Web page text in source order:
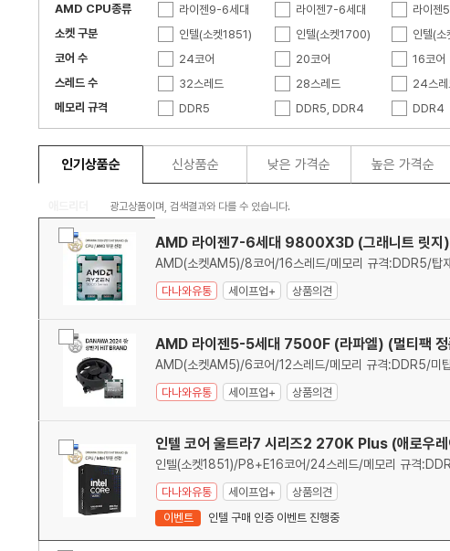
코어i5-14세대
코어i3-14세대 코어i9-
코어i3-13세대
프로세서 코어i9-
코어i3-12세대
코어i9-11세대 코어i7-
코어i7-10세대
코어i5-10세대 코어i3-
코어i7-9세대
코어i5-9세대 코어i3-
코어i3-8세대
코어i7-7세대 코어i5-
코어i5-6세대
코어i3-6세대 코어i7-
코어i7-3세대
코어i5-3세대 코어i3-
코어i3-2세대
제온 E
제온 플래티넘 제온 골
제온
AMD CPU종류 라이젠9-6세대 라이젠7-6세대 라이젠
라이젠5-5세대
라이젠7-4세대 라이젠
라이젠9-3세대
라이젠7-3세대 라이젠
라이젠 스레드리퍼 라이젠9 PRO 라이젠7
애슬론 APU
EPYC 라이젠
라이젠7-1세대
라이젠5-1세대 라이젠
페넘II-X6
페넘II-X4
소켓 구분 인텔(소켓1851) 인텔(소켓1700) 인텔(
인텔(소켓4677)
인텔(소켓4189) 인텔(소
인텔(소켓1151)
인텔(소켓2011-V3) 인텔(소
인텔(소켓1155)
인텔(소켓1156) 인텔(소
AMD(소켓sTRX4)
AMD(소켓SP3) AMD(
AMD(소켓AM3)
코어 수 24코어 20코어 16코어
10코어
8코어 6코어
64코어
48코어 40코어
32코어
28코어 26코어
2코어
스레드 수 32스레드 28스레드 24스레
14스레드
12스레드 10스레드
128스레드
96스레드 80스레
64스레드
56스레드 52스레드
40스레드
36스레드 18스레
2스레드
메모리 규격 DDR5 DDR5, DDR4 DDR4
DDR3, DDR2
인기상품순 신상품순 낮은 가격순 높은 가격순
광고상품이며, 검색결과와 다를 수 있습니다.
품
품
목
선
택
교
AMD 라이젠7-6세대 9800X3D (그래니트 릿지)
다나와유통 세이프업+ 상품의견
AMD 라이젠5-5세대 7500F (라파엘) (멀티팩
다나와유통 세이프업+ 상품의견
교
인텔 코어 울트라7 시리즈2 270K Plus (애로우
다나와유통 세이프업+
상품의견
이벤트
인텔 구매 인증 이벤트 진행중